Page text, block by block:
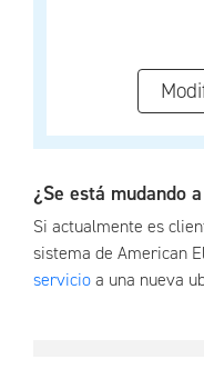
¿Se está mudando
Si actualmente es
sistema de American
servicioa una nueva